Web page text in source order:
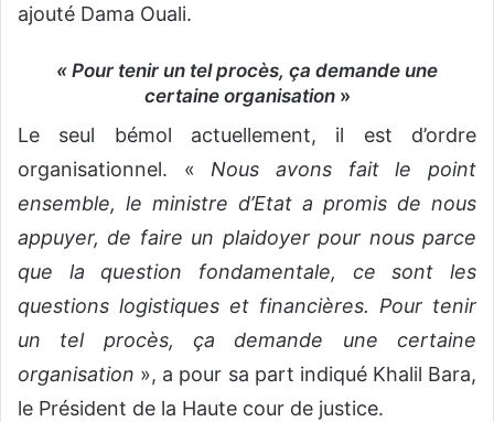
ajouté Dama Ouali.
« Pour tenir un tel procès, ça demande une
certaine organisation »
Le seul bémol actuellement, il est d’ordre
organisationnel. «Nous avons fait le point
ensemble, le ministre d’Etat a promis de nous
appuyer, de faire un plaidoyer pour nous parce
que la question fondamentale, ce sont les
questions logistiques et financières. Pour tenir
un tel procès, ça demande une certaine
organisation », a pour sa part indiqué Khalil Bara,
le Président de la Haute cour de justice.